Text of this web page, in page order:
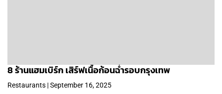
8 ร้านแฮมเบิร์ก เสิร์ฟเนื้อก้อนฉ่ำรอบกรุงเทพ
Restaurants | September 16, 2025